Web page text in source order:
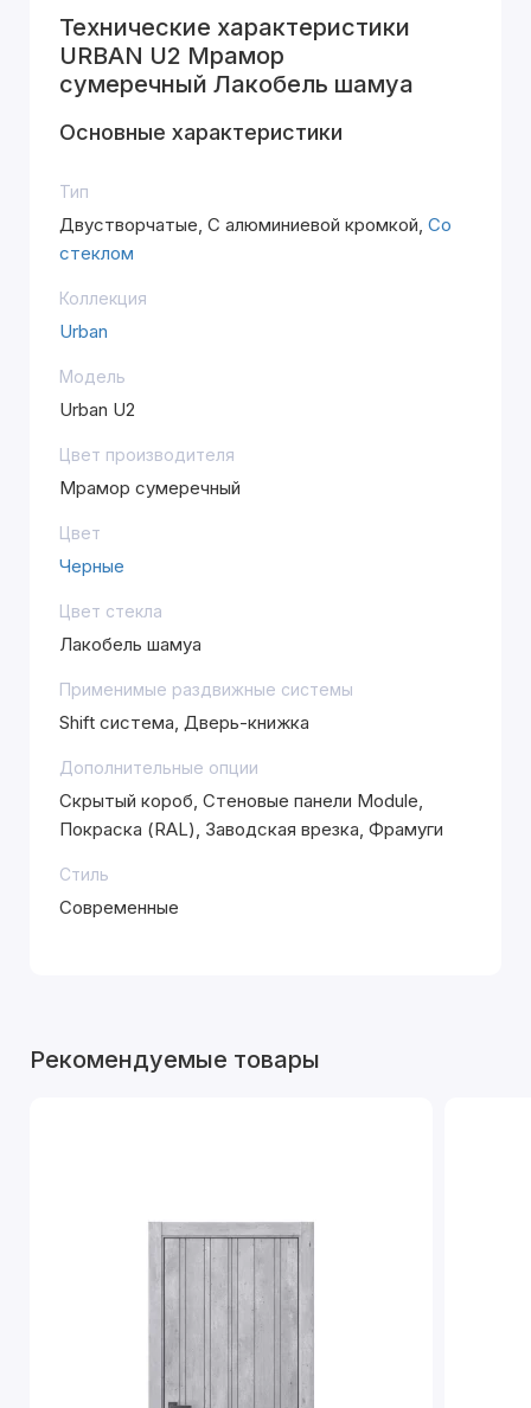
Технические характеристики
URBAN U2 Мрамор
сумеречный Лакобель шамуа
Основные характеристики
Тип
Двустворчатые, С алюминиевой кромкой, Со
стеклом
Коллекция
Urban
Модель
Urban U2
Цвет производителя
Мрамор сумеречный
Цвет
Черные
Цвет стекла
Лакобель шамуа
Применимые раздвижные системы
Shift система, Дверь-книжка
Дополнительные опции
Скрытый короб, Стеновые панели Module,
Покраска (RAL), Заводская врезка, Фрамуги
Стиль
Современные
Рекомендуемые товары